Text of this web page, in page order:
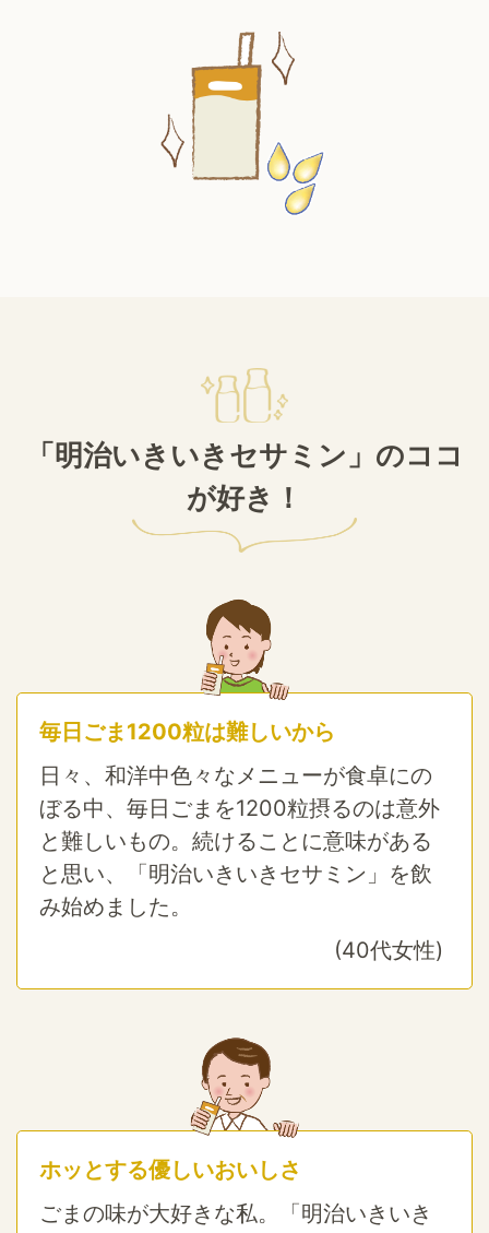
「明治いきいきセサミン」のココ
が好き！
毎日ごま1200粒は難しいから
日々、和洋中色々なメニューが食卓にの
ぼる中、毎日ごまを1200粒摂るのは意外
と難しいもの。続けることに意味がある
と思い、「明治いきいきセサミン」を飲
み始めました。
(40代女性)
ホッとする優しいおいしさ
ごまの味が大好きな私。
「明治いきいき